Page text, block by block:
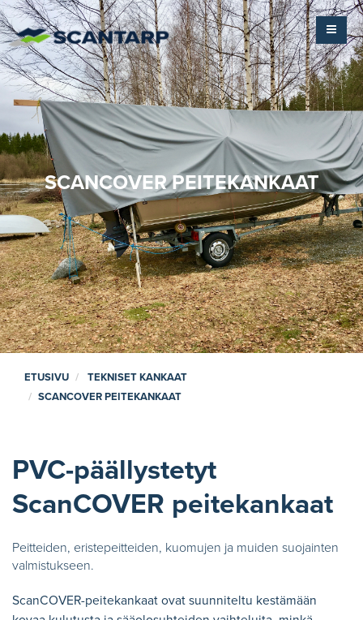
SCANCOVER PEITEKANKAAT
ETUSIVU
TEKNISET KANKAAT
SCANCOVER PEITEKANKAAT
PVC-päällystetyt
ScanCOVER peitekankaat
Peitteiden, eristepeitteiden, kuomujen ja muiden suojainten
valmistukseen.
ScanCOVER-peitekankaat ovat suunniteltu kestämään